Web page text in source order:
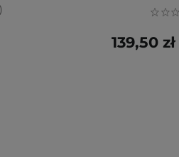
139,50 zł